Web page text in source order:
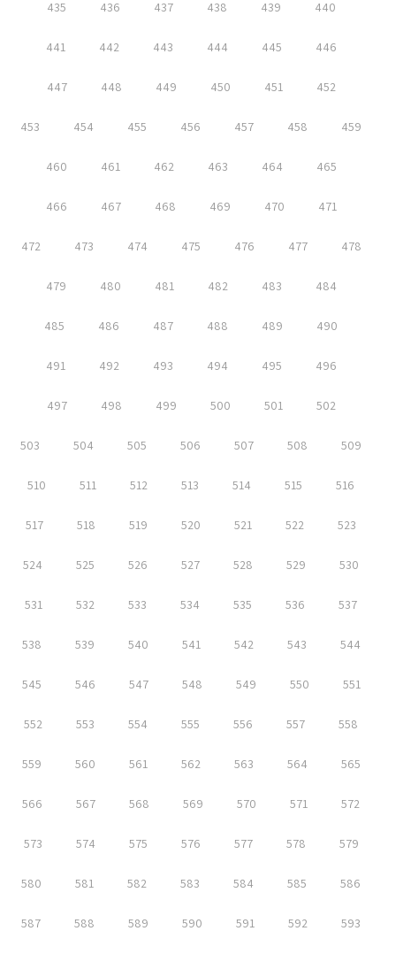
435 436 437 438 439 440
441 442 443 444 445 446
447 448 449 450 451 452
453 454 455 456 457 458 459
460 461 462 463 464 465
466 467 468 469 470 471
472 473 474 475 476 477 478
479 480 481 482 483 484
485 486 487 488 489 490
491 492 493 494 495 496
497 498 499 500 501 502
503 504 505 506 507 508 509
510 511 512 513 514 515 516
517 518 519 520 521 522 523
524 525 526 527 528 529 530
531 532 533 534 535 536 537
538 539 540 541 542 543 544
545 546 547 548 549 550 551
552 553 554 555 556 557 558
559 560 561 562 563 564 565
566 567 568 569 570 571 572
573 574 575 576 577 578 579
580 581 582 583 584 585 586
587 588 589 590 591 592 593